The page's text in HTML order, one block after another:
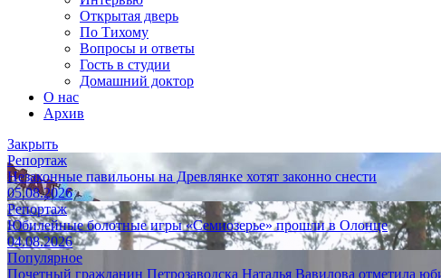
Открытая дверь
По Тихому
Вопросы и ответы
Гость в студии
Домашний доктор
О нас
Архив
Закрыть
Репортаж
Незаконные павильоны на Древлянке хотят законно снести
05.08.2026
Репортаж
Юбилейные болотные игры «Семиозерье» прошли в Олонце
04.08.2026
Популярное
Почетный гражданин Петрозаводска Наталья Вавилова отметила